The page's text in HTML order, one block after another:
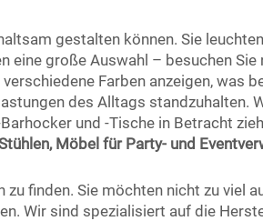
gestalten können. Sie
große Auswahl – besuchen Sie
Farben anzeigen, was
des Alltags standzuhalten.
und -Tische in Betracht
Möbel für Party- und
finden. Sie möchten nicht zu viel
Wir sind spezialisiert auf die